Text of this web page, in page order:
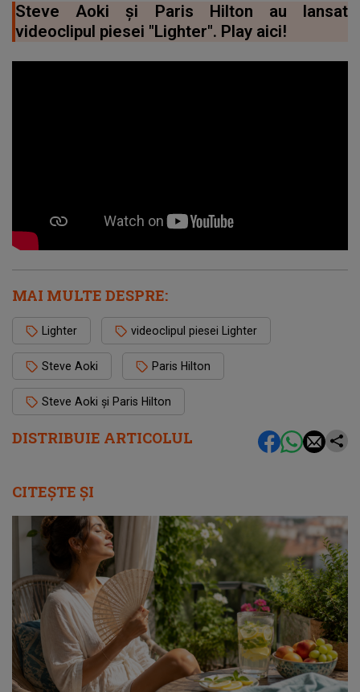
DISTRIBUIE ARTICOLUL
Steve Aoki și Paris Hilton au lansat
videoclipul piesei "Lighter". Play aici!
MAI MULTE DESPRE:
Lighter videoclipul piesei Lighter
Steve Aoki Paris Hilton
Steve Aoki și Paris Hilton
CITEȘTE ȘI